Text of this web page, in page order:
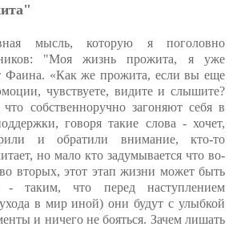
мысль, которую я поголовно
"Моя жизнь прожита, я уже
Фаина. «Как же прожита, если вы еще
чувствуете, видите и слышите?
собственноручно загоняют себя в
говоря такие слова - хочет,
и обратили внимание, кто-то
но мало кто задумывается что во-
вторых, этот этап жизни может быть
таким, что перед наступлением
в мир иной) они будут с улыбкой
и ничего не бояться. Зачем лишать